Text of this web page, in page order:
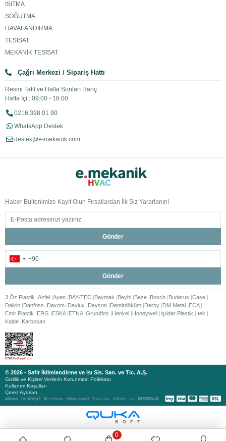
ISITMA
SOĞUTMA
HAVALANDIRMA
TESİSAT
MEKANİK TESİSAT
Çağrı Merkezi / Sipariş Hattı
Resmi Tatil ve Hafta Sonları Hariç
Hafta İçi : 09:00 - 18:00
0216 398 01 90
WhatsApp Destek
destek@e-mekanik.com
Haber Bültenimize Kayıt Olun Fırsatlardan İlk Siz Yararlanın!
Gönder
Gönder
3 Öz Plastik Airfel Ayen BAY-TEC Baymak Beybi Beze Bosch Buderus Case
Daikin Danfoss Daxom Daylux Dayson Demirdöküm Derby DM Metal ECA
Emir Plastik
ERG ESKA ETNA Grundfos Henkel Honeywell Işıldar Plastik
İtek
Kalde Karbosan
© 2026 - Safir İklimlendirme ve Isı Sis. San. ve Tic. A.Ş.
Gizlilik ve Kişisel Verilerin Korunması Politikası
Kullanım Koşulları
Çerez Ayarları
0